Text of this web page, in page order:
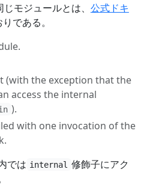
モジュールとは、 公式ドキ
である。
(with the exception that the
access the internal
).
with one invocation of the
では internal 修飾子にアク